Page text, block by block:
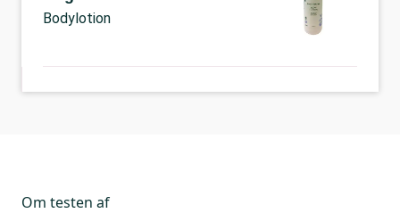
Bodylotion
Om testen af